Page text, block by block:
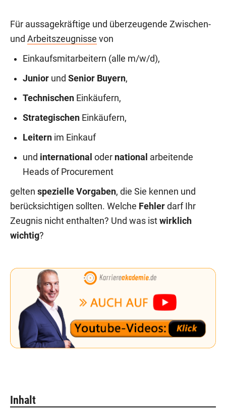
Für aussagekräftige und überzeugende Zwischen-
und Arbeitszeugnisse von
Einkaufsmitarbeitern (alle m/w/d),
Junior und Senior Buyern,
Technischen Einkäufern,
Strategischen Einkäufern,
Leitern im Einkauf
und international oder national arbeitende
Heads of Procurement
gelten spezielle Vorgaben, die Sie kennen und
berücksichtigen sollten. Welche Fehler darf Ihr
Zeugnis nicht enthalten? Und was ist wirklich
wichtig?
Inhalt